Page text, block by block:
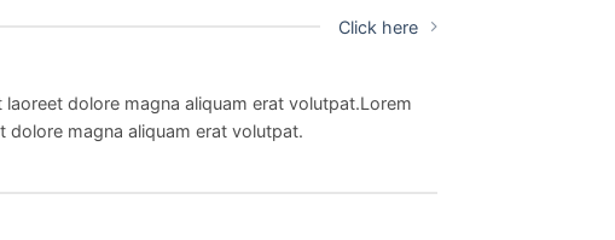
Click here
dolore magna aliquam erat volutpat.Lorem
magna aliquam erat volutpat.